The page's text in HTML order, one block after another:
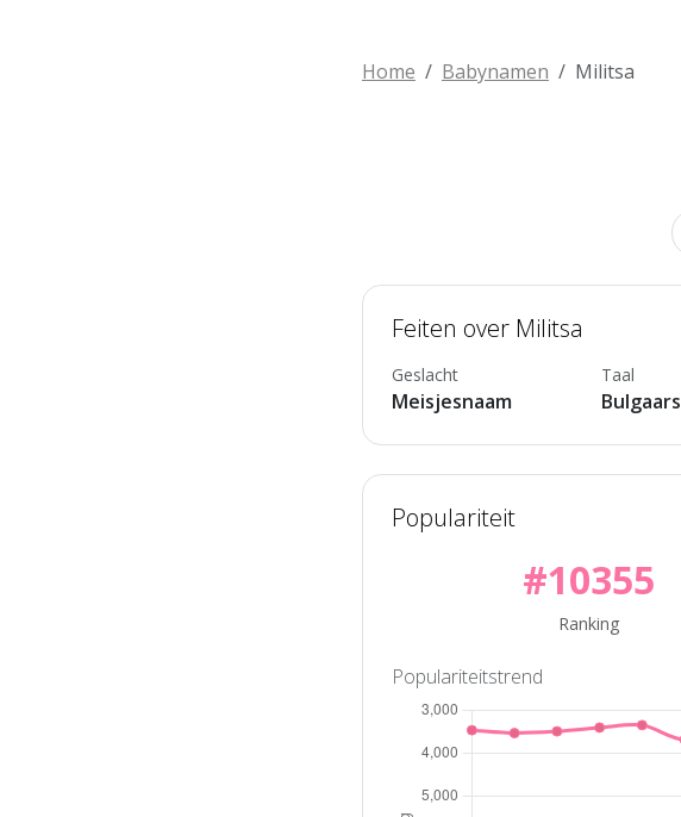
Home Babynamen Militsa
Feiten over Militsa
Geslacht
Meisjesnaam
Taal
Bulgaars
Populariteit
#10355
Ranking
Populariteitstrend